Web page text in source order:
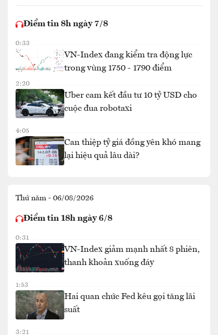
Điểm tin 8h ngày 7/8
0:33
VN-Index đang kiểm tra động lực
trong vùng 1750 - 1790 điểm
2:20
Uber cam kết đầu tư 10 tỷ USD cho
cuộc đua robotaxi
4:05
Can thiệp tỷ giá đồng yên khó mang
lại hiệu quả lâu dài?
Thứ năm - 06/08/2026
Điểm tin 18h ngày 6/8
0:31
VN-Index giảm mạnh nhất 8 phiên,
thanh khoản xuống đáy
1:53
Hai quan chức Fed kêu gọi tăng lãi
suất
3:21